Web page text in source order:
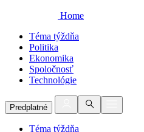
Home
Téma týždňa
Politika
Ekonomika
Spoločnosť
Technológie
Predplatné
Téma týždňa